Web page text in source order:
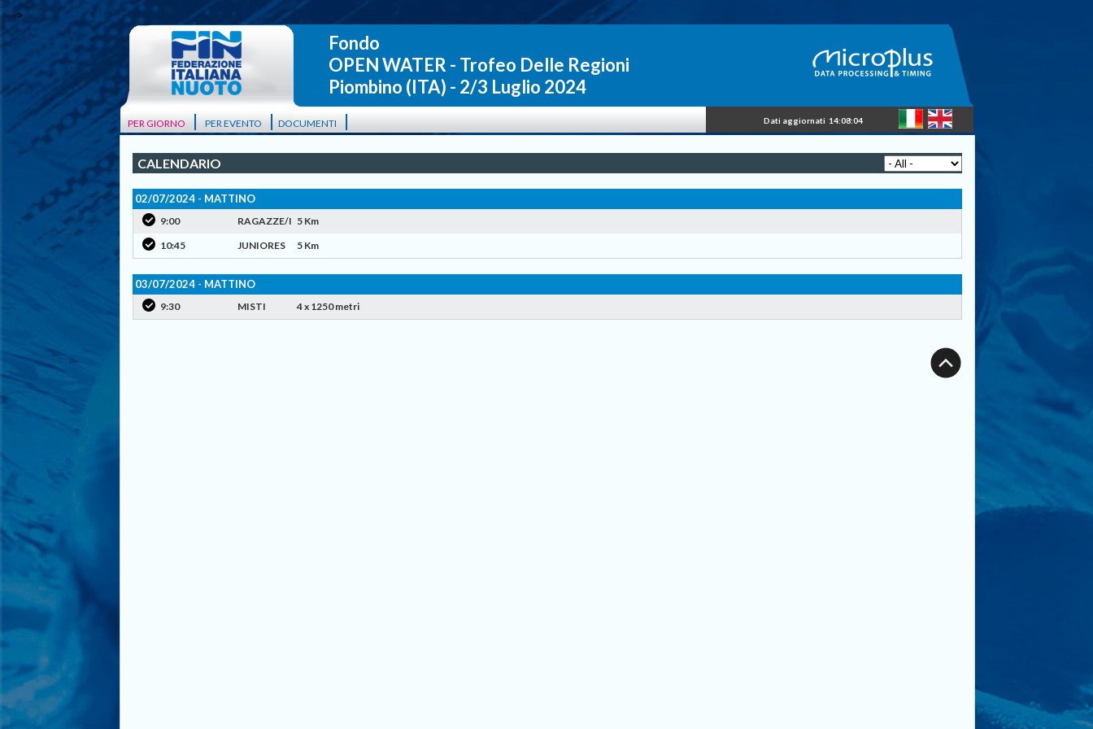
-->
Fondo
OPEN WATER - Trofeo Delle Regioni
Piombino (ITA) - 2/3 Luglio 2024
PER GIORNO|PER EVENTO|DOCUMENTI| Dati aggiornati 14:08:04
CALENDARIO
02/07/2024 - MATTINO
9:00 RAGAZZE/I 5 Km
10:45
JUNIORES 5 Km
03/07/2024 - MATTINO
9:30 MISTI 4 x 1250 metri